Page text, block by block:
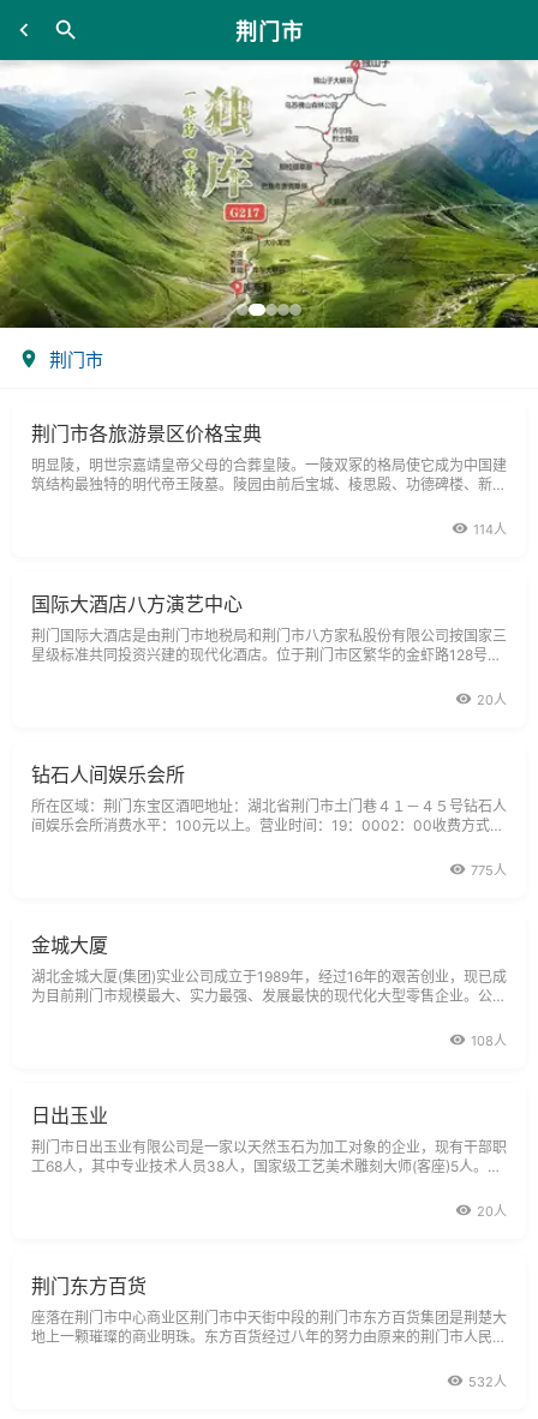
荆门市
荆门市
荆门市各旅游景区价格宝典
明显陵，明世宗嘉靖皇帝父母的合葬皇陵。一陵双冢的格局使它成为中国建
筑结构最独特的明代帝王陵墓。陵园由前后宝城、棱思殿、功德碑楼、新旧
114人
国际大酒店八方演艺中心
荆门国际大酒店是由荆门市地税局和荆门市八方家私股份有限公司按国家三
星级标准共同投资兴建的现代化酒店。位于荆门市区繁华的金虾路128号。
20人
钻石人间娱乐会所
所在区域：荆门东宝区酒吧地址：湖北省荆门市土门巷４１－４５号钻石人
间娱乐会所消费水平：100元以上。营业时间：19：0002：00收费方式：
775人
金城大厦
湖北金城大厦(集团)实业公司成立于1989年，经过16年的艰苦创业，现已成
为目前荆门市规模最大、实力最强、发展最快的现代化大型零售企业。公司
园装潢建材超市、车站路超市、苏畈桥超市，总营业面积6万多平方米，现
108人
日出玉业
荆门市日出玉业有限公司是一家以天然玉石为加工对象的企业，现有干部职
工68人，其中专业技术人员38人，国家级工艺美术雕刻大师(客座)5人。20
位，同时被荆门市工商局、荆门市质量技术监督局、荆门市电视台授予质20人
荆门东方百货
座落在荆门市中心商业区荆门市中天街中段的荆门市东方百货集团是荆楚大
地上一颗璀璨的商业明珠。东方百货经过八年的努力由原来的荆门市人民商
000平米，年销售额不过2000万元。八年发展，东方百货发生了天翻地532人